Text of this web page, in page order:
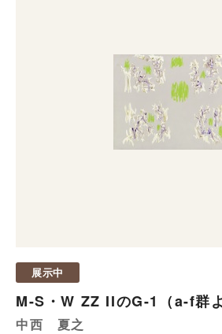
展示中
M-S・W ZZ IIのG-1（a-f群よ
中西 夏之